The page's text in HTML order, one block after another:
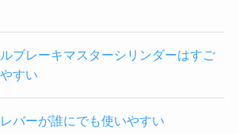
ブレーキマスターシリンダーはすご
すい
バーが誰にでも使いやすい